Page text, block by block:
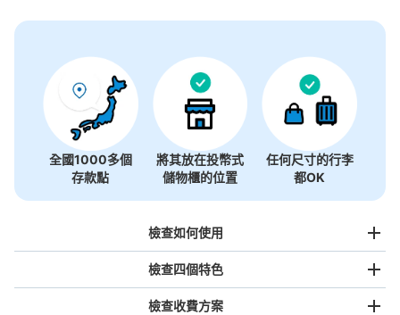
全國1000多個
存款點
將其放在投幣式
儲物櫃的位置
任何尺寸的行李
都OK
檢查如何使用
檢查四個特色
檢查收費方案